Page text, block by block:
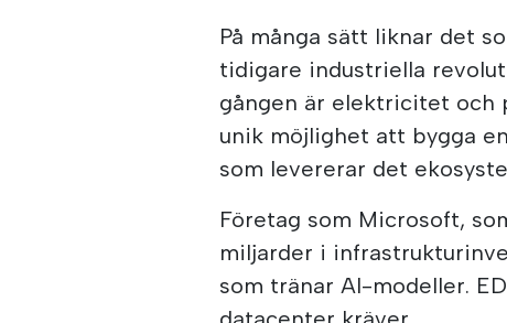
På många sätt liknar det
tidigare industriella
gången är elektricitet och
unik möjlighet att bygga
som levererar det
Företag som Microsoft,
miljarder i
som tränar AI-modeller.